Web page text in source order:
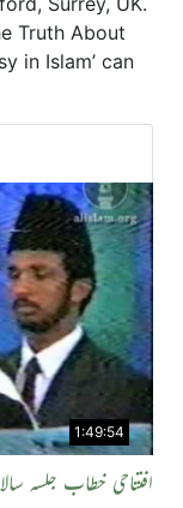
Truth About
in Islam’ can
1:49:54
افتتاحی خطاب جلسہ سالانہ